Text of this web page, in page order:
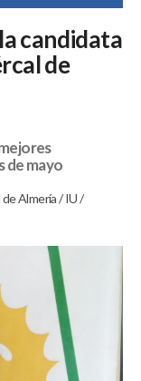
candidata
de
de mayo
de Almería/IU/